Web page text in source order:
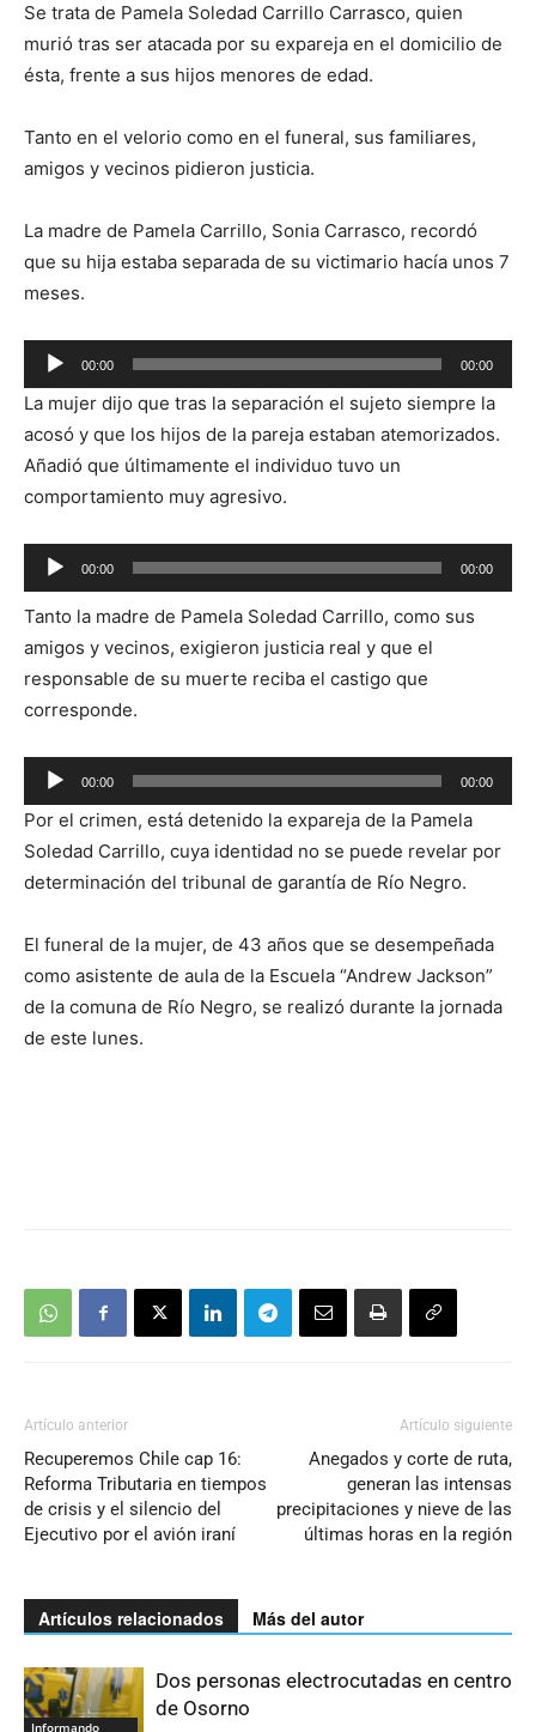
Se trata de Pamela Soledad Carrillo Carrasco, quien
murió tras ser atacada por su expareja en el domicilio de
ésta, frente a sus hijos menores de edad.
Tanto en el velorio como en el funeral, sus familiares,
amigos y vecinos pidieron justicia.
La madre de Pamela Carrillo, Sonia Carrasco, recordó
que su hija estaba separada de su victimario hacía unos 7
meses.
Reproductor
de
audio
00:00 00:00
La mujer dijo que tras la separación el sujeto siempre la
acosó y que los hijos de la pareja estaban atemorizados.
Añadió que últimamente el individuo tuvo un
comportamiento muy agresivo.
Reproductor
de
audio
00:00 00:00
Tanto la madre de Pamela Soledad Carrillo, como sus
amigos y vecinos, exigieron justicia real y que el
responsable de su muerte reciba el castigo que
corresponde.
Reproductor
de
audio
00:00 00:00
Por el crimen, está detenido la expareja de la Pamela
Soledad Carrillo, cuya identidad no se puede revelar por
determinación del tribunal de garantía de Río Negro.
El funeral de la mujer, de 43 años que se desempeñada
como asistente de aula de la Escuela “Andrew Jackson”
de la comuna de Río Negro, se realizó durante la jornada
de este lunes.
Artículo anterior
Recuperemos Chile cap 16:
Reforma Tributaria en tiempos
de crisis y el silencio del
Ejecutivo por el avión iraní
Artículo siguiente
Anegados y corte de ruta,
generan las intensas
precipitaciones y nieve de las
últimas horas en la región
Artículos relacionados Más del autor
Informando
Dos personas electrocutadas en centro
de Osorno